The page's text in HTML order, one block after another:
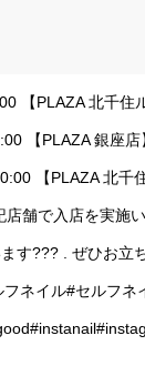
【PLAZA 北千
【PLAZA 銀座
【PLAZA 北千
舗で入店を実施
す??? . ぜひお立
ネイル#セルフネ